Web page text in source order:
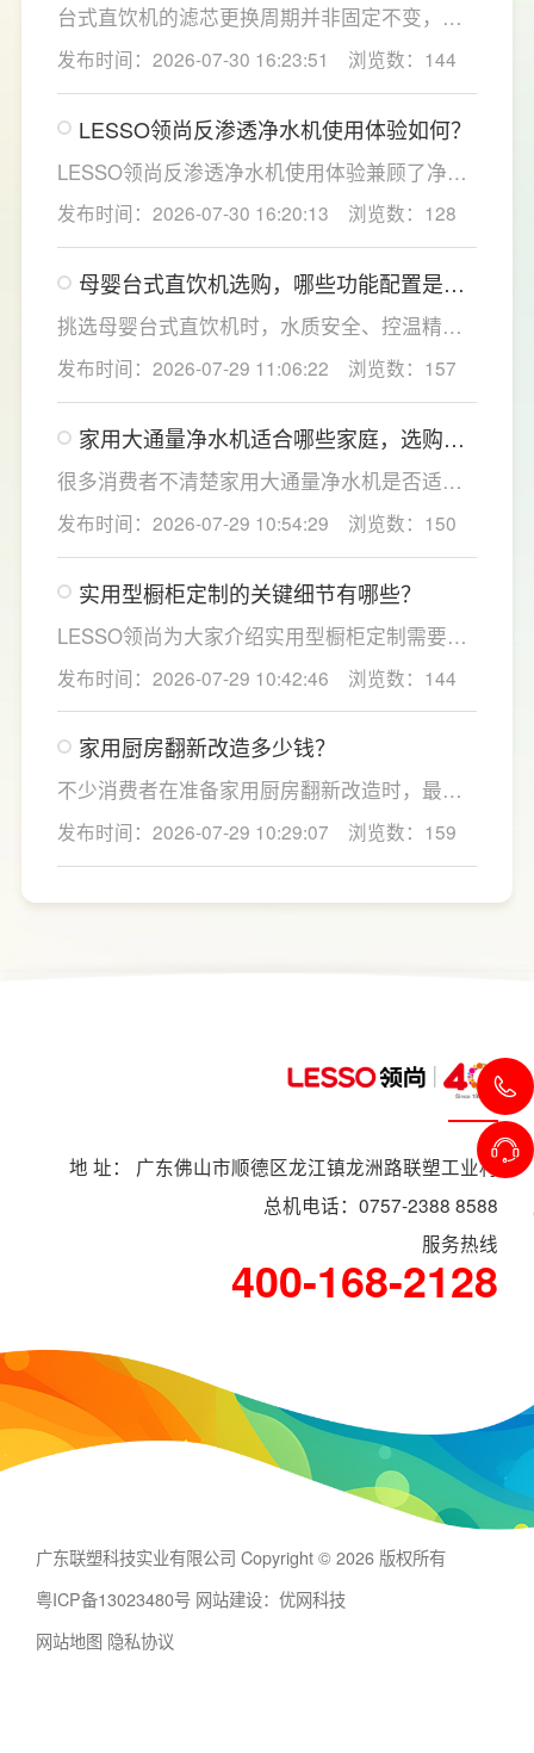
台式直饮机的滤芯更换周期并非固定不变，主
要取决于实际用水量、进水水质及使用频率等
因素。一般来说，PP棉和活性炭类前置滤芯建
议每6至12个月更换一次，RO反渗透膜滤芯使
用寿命相对较长，通常在2至3年左右，而后置
活性炭滤芯则建议每年更换一次以保障出水口
感。
发布时间：2026-07-30 16:23:51 浏览数：144
LESSO领尚反渗透净水机使用体验如何？
LESSO领尚反渗透净水机使用体验兼顾了净水
效果、使用便捷性和节水表现。产品采用
120mm纤薄机身设计，不占用过多厨下空间；
双出水模式可根据不同需求切换生活用水和直
饮水，不仅满足厨房多场景用水需求，还有助
于延长滤芯使用寿命。
发布时间：2026-07-30 16:20:13 浏览数：128
母婴台式直饮机选购，哪些功能配置是有
娃家庭必不可少的？
挑选母婴台式直饮机时，水质安全、控温精准
度是宝妈群体最关心的核心需求，接下来
LESSO领尚为大家讲解适合母婴家庭的必备功
能配置。母婴冲奶、辅食、直饮对水温要求不
同，机型需搭载多档精准控温功能，45℃低温
冲奶、85℃泡辅食、100℃沸水冲泡茶饮一键
切换，不用反复烧水兑冷水，呵护宝宝娇嫩肠
胃。
发布时间：2026-07-29 11:06:22 浏览数：157
家用大通量净水机适合哪些家庭，选购时
如何匹配用水场景吗？
很多消费者不清楚家用大通量净水机是否适配
自家户型，LESSO领尚建议，选购前一定要结
合家庭用水场景判断。家用大通量净水机更适
合常住人口多、用水需求大的家庭，比如三口
及以上之家，或是经常泡茶、冲奶、清洗果
蔬，需要持续大量净水的用户。小户型、单人
居住、日常用水量少的家庭，无需盲目追求超
大通量，避免功能过剩造成浪费。
发布时间：2026-07-29 10:54:29 浏览数：150
实用型橱柜定制的关键细节有哪些？
LESSO领尚为大家介绍实用型橱柜定制需要关
注的几个关键细节：实用型橱柜定制应结合厨
房面积和家庭烹饪习惯进行规划，合理划分
洗、切、炒动线，提升下厨效率；同时充分利
用吊柜、地柜、高柜等收纳空间，并配置抽屉
分区、拉篮、转角收纳等功能设计，提高空间
利用率。
发布时间：2026-07-29 10:42:46 浏览数：144
家用厨房翻新改造多少钱？
不少消费者在准备家用厨房翻新改造时，最关
心的问题莫过于“家用厨房翻新改造多少钱”，接
下来LESSO领尚为大家解答一下。事实上，厨
房改造费用并没有统一标准，通常会受到改造
范围、空间面积、材料品质、功能配置以及是
发布时间：2026-07-29 10:29:07 浏览数：159
地 址： 广东佛山市顺德区龙江镇龙洲路联塑工业村
总机电话：0757-2388 8588
服务热线
400-168-2128
广东联塑科技实业有限公司 Copyright © 2026 版权所有
粤ICP备13023480号 网站建设：优网科技
网站地图 隐私协议